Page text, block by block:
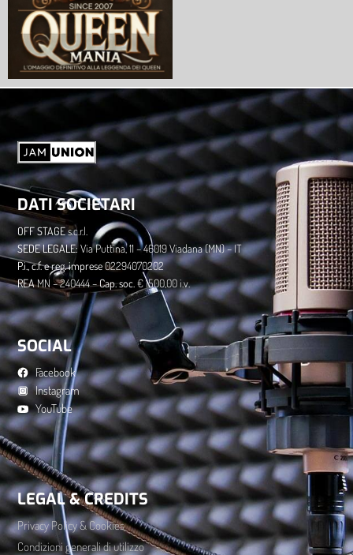
DATI SOCIETARI
OFF STAGEs.c.r.l.
​SEDE LEGALE:Via Puttina, 11 – 46019 Viadana (MN) – IT
P.i., c.f. e reg. imprese02294070202
​REAMN – 240444 –Cap. soc. € 1500,00 i.v.
SOCIAL
Facebook
Instagram
YouTube
LEGAL & CREDITS
Privacy Policy & Cookies
Condizioni generali di utilizzo